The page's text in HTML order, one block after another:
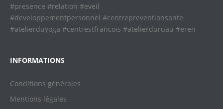
#presence #relation #eveil
#developpementpersonnel #centrepreventionsante
#atelierduyoga #centrestfrancois #atelierduruau #eren
INFORMATIONS
Conditions générales
Mentions légales